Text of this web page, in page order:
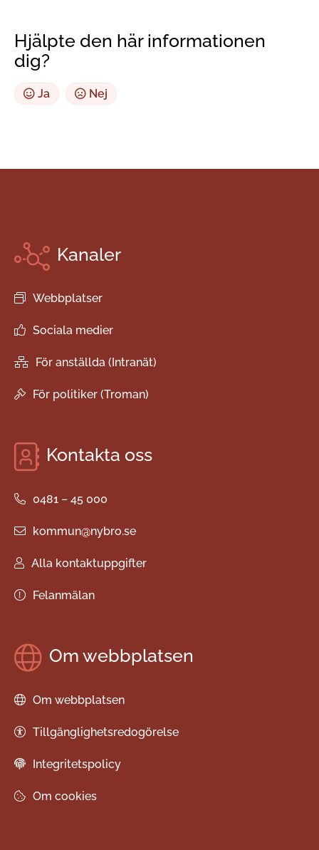
Hjälpte den här informationen
dig?
Ja Nej
Kanaler
Webbplatser
Sociala medier
För anställda (Intranät)
För politiker (Troman)
Kontakta oss
0481 – 45 000
kommun@nybro.se
Alla kontaktuppgifter
Felanmälan
Om webbplatsen
Om webbplatsen
Tillgänglighetsredogörelse
Integritetspolicy
Om cookies